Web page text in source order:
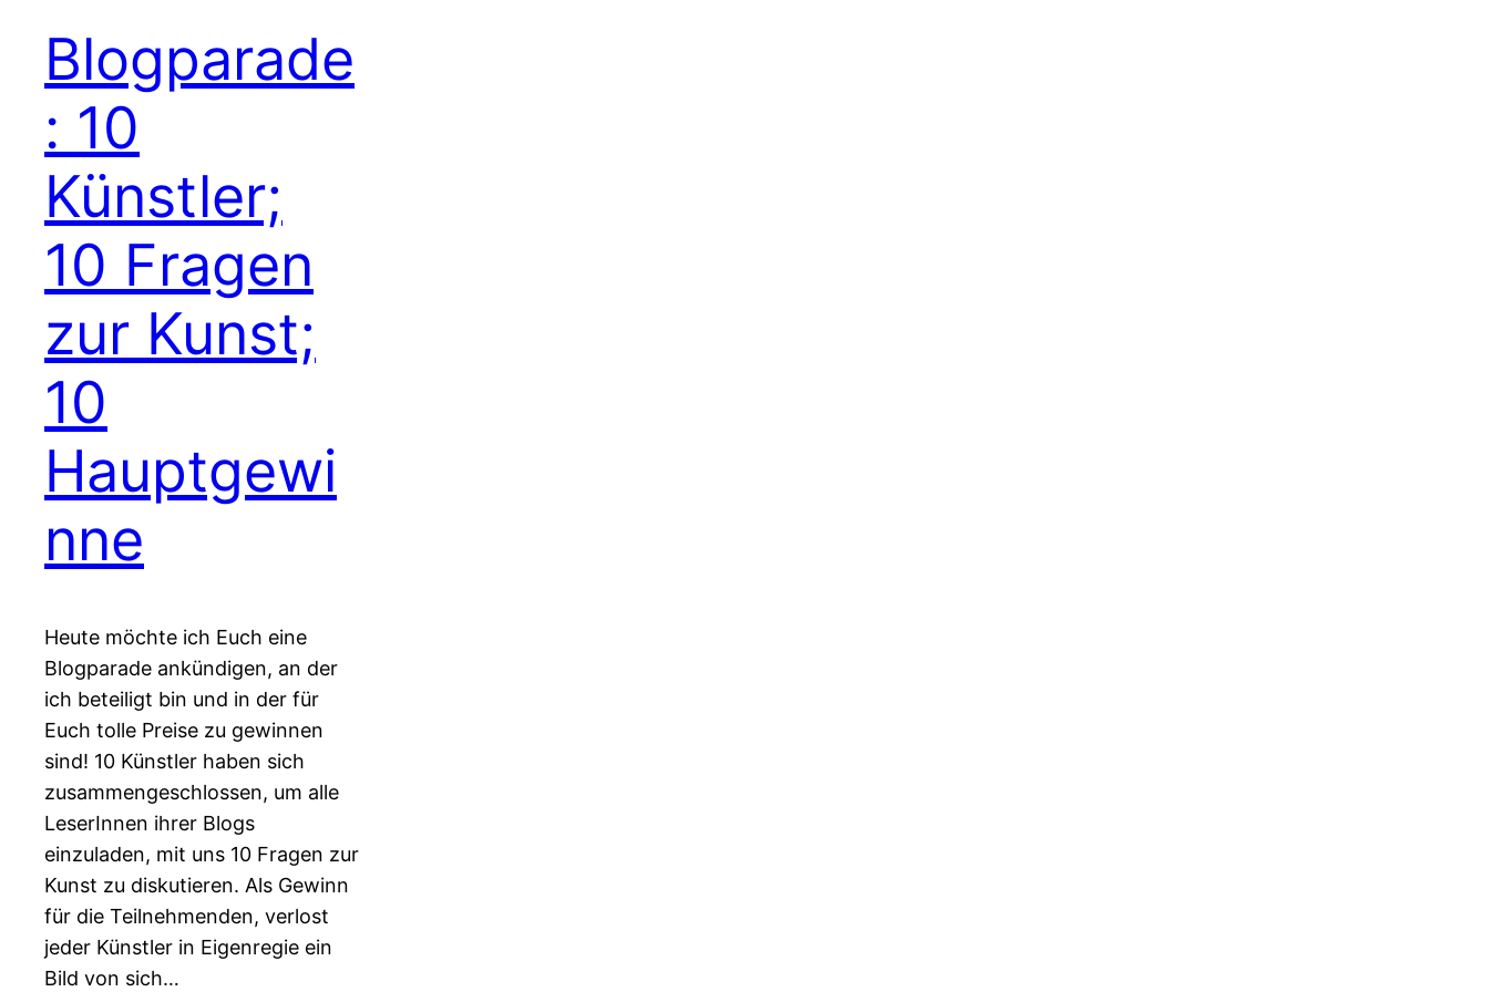
Blogparade
: 10
Künstler;
10 Fragen
zur Kunst;
10
Hauptgewi
nne
Heute möchte ich Euch eine
Blogparade ankündigen, an der
ich beteiligt bin und in der für
Euch tolle Preise zu gewinnen
sind! 10 Künstler haben sich
zusammengeschlossen, um alle
LeserInnen ihrer Blogs
einzuladen, mit uns 10 Fragen zur
Kunst zu diskutieren. Als Gewinn
für die Teilnehmenden, verlost
jeder Künstler in Eigenregie ein
Bild von sich…